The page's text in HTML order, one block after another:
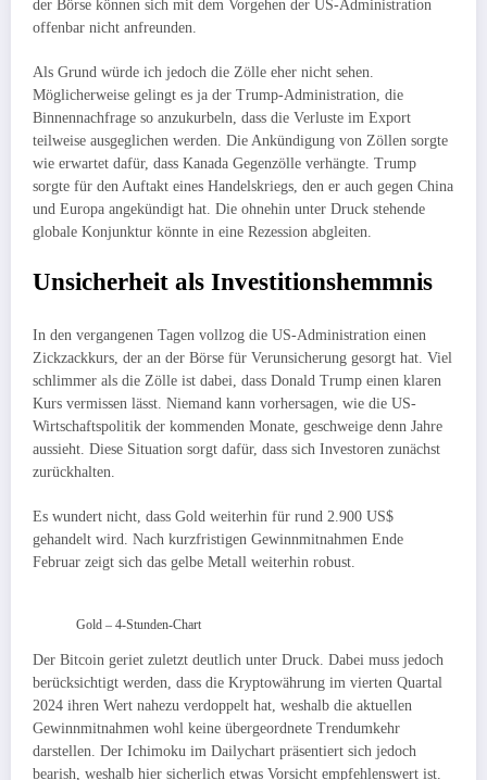
der Börse können sich mit dem Vorgehen der US-Administration
offenbar nicht anfreunden.
Als Grund würde ich jedoch die Zölle eher nicht sehen.
Möglicherweise gelingt es ja der Trump-Administration, die
Binnennachfrage so anzukurbeln, dass die Verluste im Export
teilweise ausgeglichen werden. Die Ankündigung von Zöllen sorgte
wie erwartet dafür, dass Kanada Gegenzölle verhängte. Trump
sorgte für den Auftakt eines Handelskriegs, den er auch gegen China
und Europa angekündigt hat. Die ohnehin unter Druck stehende
globale Konjunktur könnte in eine Rezession abgleiten.
Unsicherheit als Investitionshemmnis
In den vergangenen Tagen vollzog die US-Administration einen
Zickzackkurs, der an der Börse für Verunsicherung gesorgt hat. Viel
schlimmer als die Zölle ist dabei, dass Donald Trump einen klaren
Kurs vermissen lässt. Niemand kann vorhersagen, wie die US-
Wirtschaftspolitik der kommenden Monate, geschweige denn Jahre
aussieht. Diese Situation sorgt dafür, dass sich Investoren zunächst
zurückhalten.
Es wundert nicht, dass Gold weiterhin für rund 2.900 US$
gehandelt wird. Nach kurzfristigen Gewinnmitnahmen Ende
Februar zeigt sich das gelbe Metall weiterhin robust.
Gold – 4-Stunden-Chart
Der Bitcoin geriet zuletzt deutlich unter Druck. Dabei muss jedoch
berücksichtigt werden, dass die Kryptowährung im vierten Quartal
2024 ihren Wert nahezu verdoppelt hat, weshalb die aktuellen
Gewinnmitnahmen wohl keine übergeordnete Trendumkehr
darstellen. Der Ichimoku im Dailychart präsentiert sich jedoch
bearish, weshalb hier sicherlich etwas Vorsicht empfehlenswert ist.